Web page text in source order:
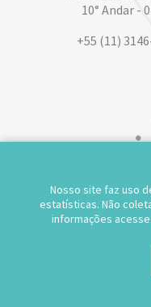
10° Andar -
+55 (11)
POLÍTICA
Nosso site faz uso
estatísticas. Não
informações